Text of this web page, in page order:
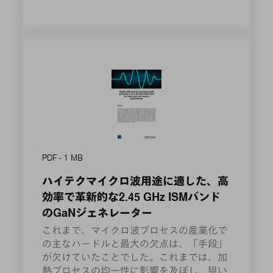
PDF - 1 MB
ハイテクマイクロ波用途に適した、高
効率で革新的な2.45 GHz ISMバンド
のGaNジェネレーター
これまで、マイクロ波プロセスの産業化で
の主なハードルと最大の欠点は、「手段」
が欠けていたことでした。これまでは、加